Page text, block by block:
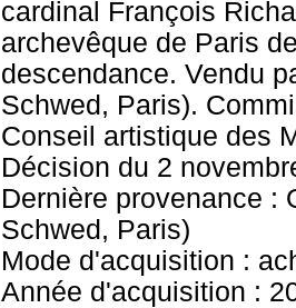
cardinal François
archevêque de Paris
descendance. Vendu
Schwed, Paris).
Conseil artistique des
Décision du 2
Dernière provenance :
Schwed, Paris)
Mode d'acquisition :
Année d'acquisition :